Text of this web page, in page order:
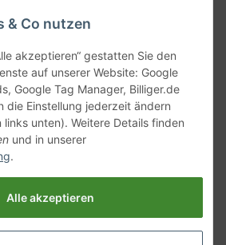
& Co nutzen
akzeptieren“ gestatten Sie den
auf unserer Website: Google
Google Tag Manager, Billiger.de
die Einstellung jederzeit ändern
unten). Weitere Details finden
und in unserer
.
Alle akzeptieren